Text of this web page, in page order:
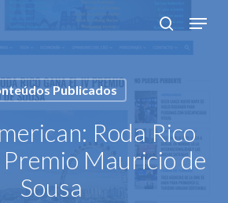
search
Menu
Publicados
Roda Rico
Mauricio de
Sousa